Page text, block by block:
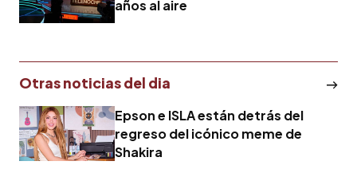
años al aire
Otras noticias del dia
Epson e ISLA están detrás del
regreso del icónico meme de
Shakira